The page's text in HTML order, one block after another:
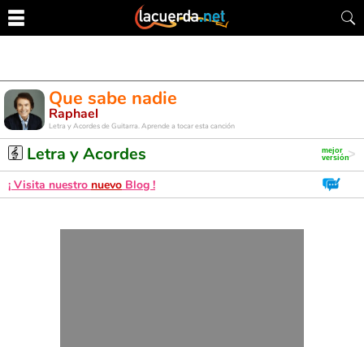
Que sabe nadie
Raphael
Letra y Acordes de Guitarra. Aprende a tocar esta canción
Letra y Acordes
¡ Visita nuestro nuevo Blog !